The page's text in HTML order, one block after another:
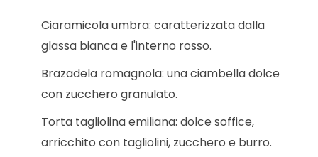
Ciaramicola umbra: caratterizzata dalla
glassa bianca e l'interno rosso.
Brazadela romagnola: una ciambella dolce
con zucchero granulato.
Torta tagliolina emiliana: dolce soffice,
arricchito con tagliolini, zucchero e burro.